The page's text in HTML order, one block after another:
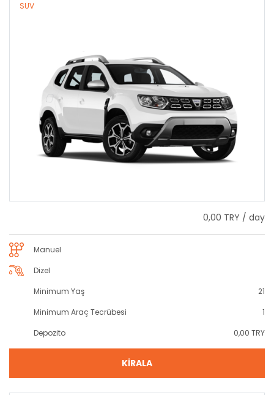
SUV
0,00 TRY / day
Manuel
Dizel
Minimum Yaş
21
Minimum Araç Tecrübesi
1
Depozito
0,00 TRY
KİRALA